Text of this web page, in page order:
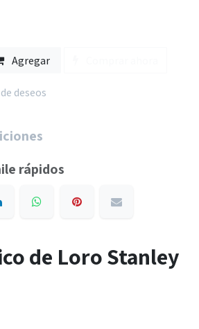
Agregar
deseos
rápidos
de Loro Stanley